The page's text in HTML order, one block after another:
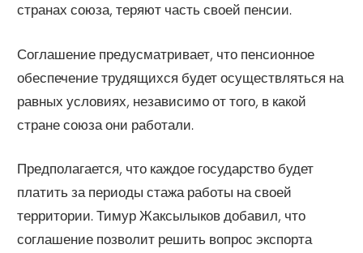
странах союза, теряют часть своей пенсии.
Соглашение предусматривает, что пенсионное
обеспечение трудящихся будет осуществляться на
равных условиях, независимо от того, в какой
стране союза они работали.
Предполагается, что каждое государство будет
платить за периоды стажа работы на своей
территории. Тимур Жаксылыков добавил, что
соглашение позволит решить вопрос экспорта